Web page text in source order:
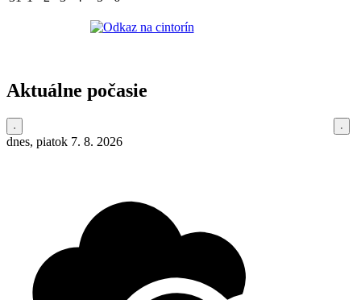
Aktuálne počasie
dnes, piatok 7. 8. 2026